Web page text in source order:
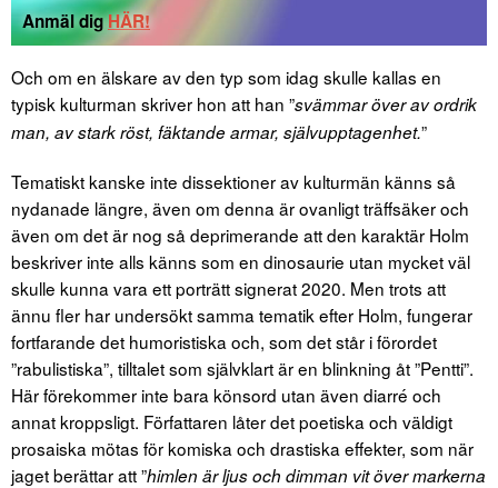
Anmäl digHÄR!
Och om en älskare av den typ som idag skulle kallas en
typisk kulturman skriver hon att han ”svämmar över av ordrik
man, av stark röst, fäktande armar, självupptagenhet.”
Tematiskt kanske inte dissektioner av kulturmän känns så
nydanade längre, även om denna är ovanligt träffsäker och
även om det är nog så deprimerande att den karaktär Holm
beskriver inte alls känns som en dinosaurie utan mycket väl
skulle kunna vara ett porträtt signerat 2020. Men trots att
ännu fler har undersökt samma tematik efter Holm, fungerar
fortfarande det humoristiska och, som det står i förordet
”rabulistiska”, tilltalet som självklart är en blinkning åt ”Pentti”.
Här förekommer inte bara könsord utan även diarré och
annat kroppsligt. Författaren låter det poetiska och väldigt
prosaiska mötas för komiska och drastiska effekter, som när
jaget berättar att ”himlen är ljus och dimman vit över markerna